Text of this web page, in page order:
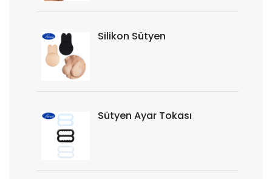
Silikon Sütyen
Sütyen Ayar Tokası